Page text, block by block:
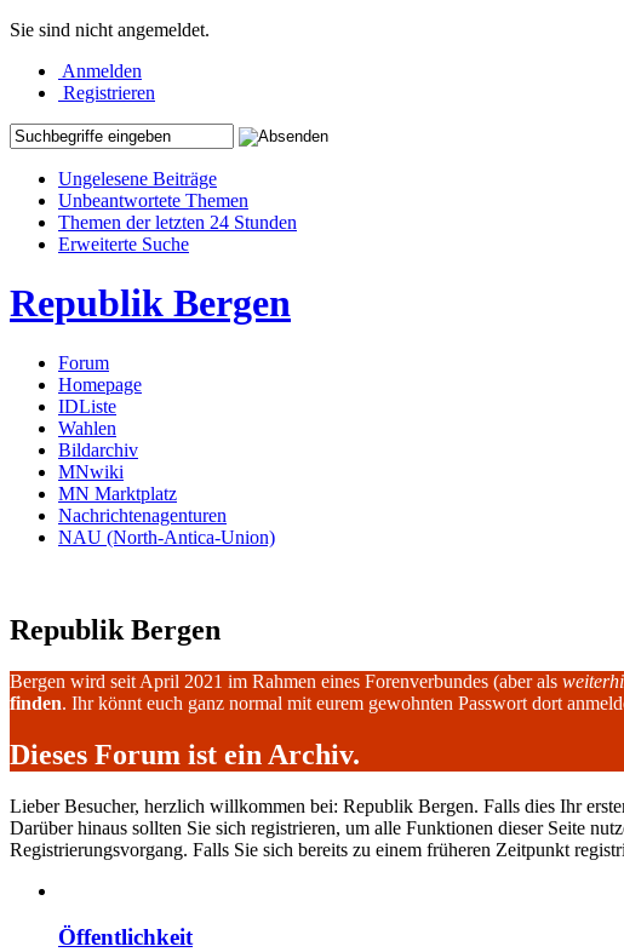
Sie sind nicht angemeldet.
Anmelden
Registrieren
Ungelesene Beiträge
Unbeantwortete Themen
Themen der letzten 24 Stunden
Erweiterte Suche
Republik Bergen
Forum
Homepage
IDListe
Wahlen
Bildarchiv
MNwiki
MN Marktplatz
Nachrichtenagenturen
NAU (North-Antica-Union)
Republik Bergen
Bergen wird seit April 2021 im Rahmen eines Forenverbundes (aber als
finden. Ihr könnt euch ganz normal mit eurem gewohnten Passwort dort
Dieses Forum ist ein Archiv.
Lieber Besucher, herzlich willkommen bei: Republik Bergen. Falls dies Ihr
Darüber hinaus sollten Sie sich registrieren, um alle Funktionen dieser Seite
Registrierungsvorgang. Falls Sie sich bereits zu einem früheren Zeitpunkt
Öffentlichkeit